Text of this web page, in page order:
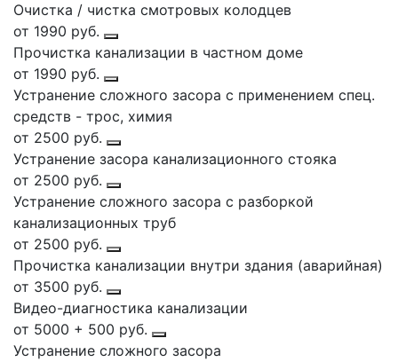
Очистка / чистка смотровых колодцев
от 1990 руб.
Прочистка канализации в частном доме
от 1990 руб.
Устранение сложного засора с применением спец.
средств - трос, химия
от 2500 руб.
Устранение засора канализационного стояка
от 2500 руб.
Устранение сложного засора с разборкой
канализационных труб
от 2500 руб.
Прочистка канализации внутри здания (аварийная)
от 3500 руб.
Видео-диагностика канализации
от 5000 + 500 руб.
Устранение сложного засора